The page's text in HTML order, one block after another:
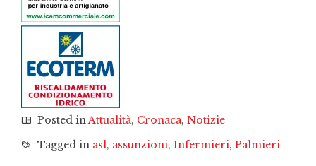
Posted inAttualità, Cronaca, Notizie
Tagged in asl, assunzioni, Infermieri, Palmieri